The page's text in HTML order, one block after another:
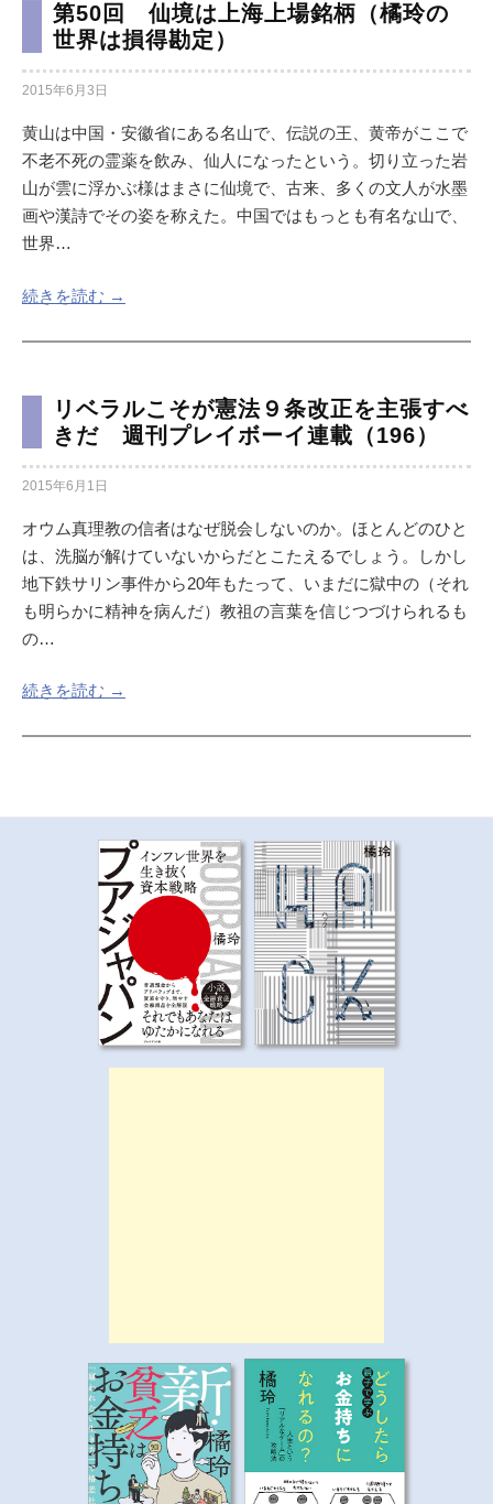
第50回 仙境は上海上場銘柄（橘玲の
世界は損得勘定）
2015年6月3日
黄山は中国・安徽省にある名山で、伝説の王、黄帝がここで
不老不死の霊薬を飲み、仙人になったという。切り立った岩
山が雲に浮かぶ様はまさに仙境で、古来、多くの文人が水墨
画や漢詩でその姿を称えた。中国ではもっとも有名な山で、
世界…
続きを読む →
リベラルこそが憲法９条改正を主張すべ
きだ 週刊プレイボーイ連載（196）
2015年6月1日
オウム真理教の信者はなぜ脱会しないのか。ほとんどのひと
は、洗脳が解けていないからだとこたえるでしょう。しかし
地下鉄サリン事件から20年もたって、いまだに獄中の（それ
も明らかに精神を病んだ）教祖の言葉を信じつづけられるも
の…
続きを読む →